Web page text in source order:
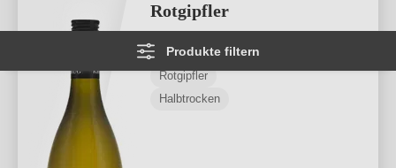
Produkte filtern
Rotgipfler
Thermenregion
Rotgipfler
Halbtrocken